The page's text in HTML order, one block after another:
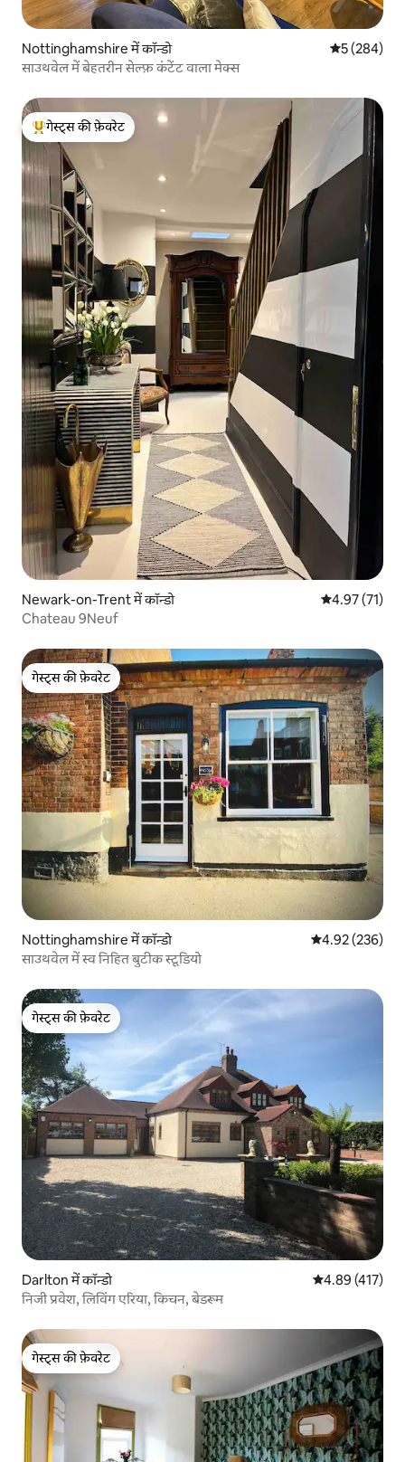
Nottinghamshire में कॉन्डो औसत रेटिंग 5
5 (284)
साउथवेल में बेहतरीन सेल्फ़ कंटेंट वाला मेक्स
गेस्ट्स का टॉप फ़ेवरेट
गेस्ट्स की फ़ेवरेट
Newark-on-Trent में कॉन्डो औसत रेटिंग 5 में
4.97 (71)
Chateau 9Neuf
गेस्ट्स की फ़ेवरेट
गेस्ट्स की फ़ेवरेट
Nottinghamshire में कॉन्डो औसत रेटिंग 5 में से
4.92 (236)
साउथवेल में स्व निहित बुटीक स्टूडियो
गेस्ट्स की फ़ेवरेट
गेस्ट्स की फ़ेवरेट
Darlton में कॉन्डो औसत रेटिंग 5 में से
4.89 (417)
निजी प्रवेश, लिविंग एरिया, किचन, बेडरूम
गेस्ट्स की फ़ेवरेट
गेस्ट्स की फ़ेवरेट